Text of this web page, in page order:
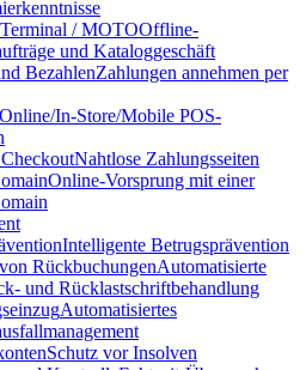
/ MOTOOffline-
und Kataloggeschäft
BezahlenZahlungen annehmen per
Online/In-Store/Mobile POS-
Nahtlose Zahlungsseiten
Online-Vorsprung mit einer
Intelligente Betrugsprävention
RückbuchungenAutomatisierte
und Rücklastschriftbehandlung
Automatisiertes
Schutz vor Insolven